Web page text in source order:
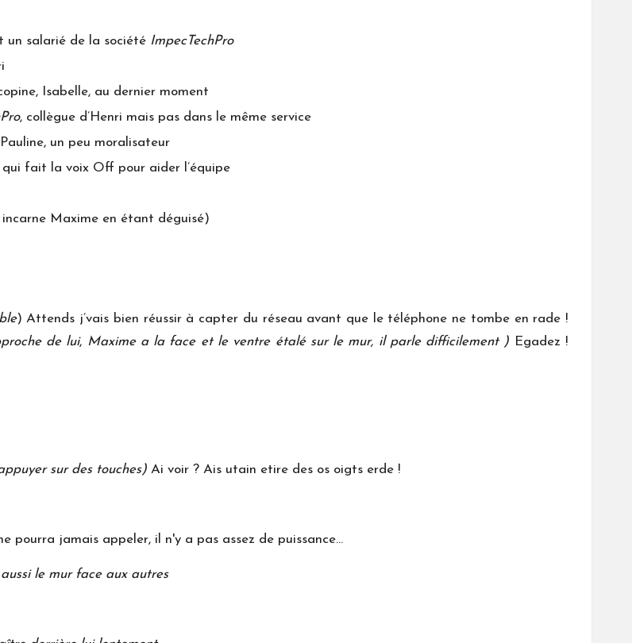
un salarié de la société ImpecTechPro
Isabelle, au dernier moment
, collègue d’Henri mais pas dans le même service
un peu moralisateur
fait la voix Off pour aider l’équipe
Maxime en étant déguisé)
) Attends j’vais bien réussir à capter du réseau avant que le téléphone ne tombe en rade !
de lui, Maxime a la face et le ventre étalé sur le mur, il parle difficilement ) Egadez !
sur des touches) Ai voir ? Ais utain etire des os oigts erde !
pourra jamais appeler, il n'y a pas assez de puissance…
le mur face aux autres